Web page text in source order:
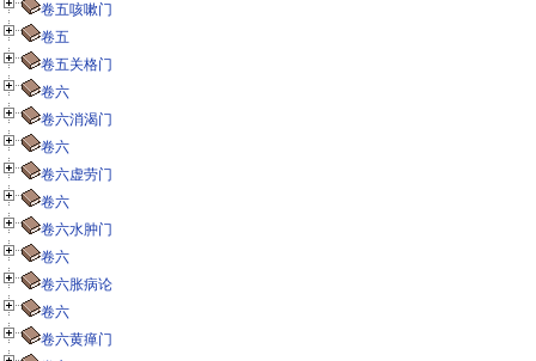
卷五咳嗽门
卷五
卷五关格门
卷六
卷六消渴门
卷六
卷六虚劳门
卷六
卷六水肿门
卷六
卷六胀病论
卷六
卷六黄瘅门